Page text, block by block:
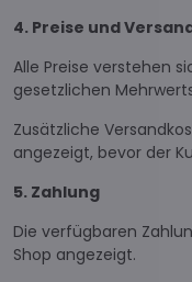
4. Preise und
Alle Preise verstehen
gesetzlichen
Zusätzliche
angezeigt, bevor der
5. Zahlung
Die verfügbaren
Shop angezeigt.